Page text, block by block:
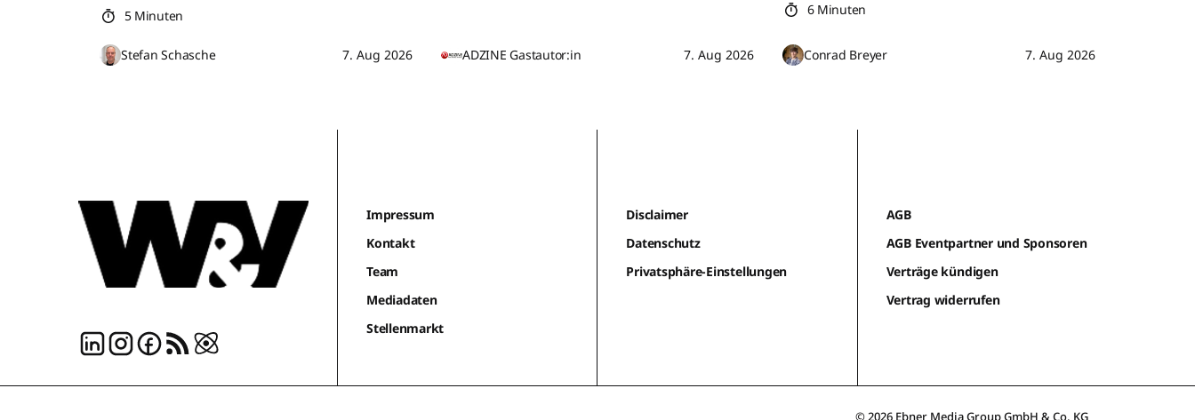
5 Minuten
Stefan Schasche 7. Aug 2026 ADZINE Gastautor:in 7. Aug 2026
6 Minuten
Conrad Breyer 7. Aug 2026
Impressum
Kontakt
Team
Mediadaten
Stellenmarkt
Disclaimer
Datenschutz
Privatsphäre-Einstellungen
AGB
AGB Eventpartner und Sponsoren
Verträge kündigen
Vertrag widerrufen
© 2026 Ebner Media Group GmbH & Co. KG